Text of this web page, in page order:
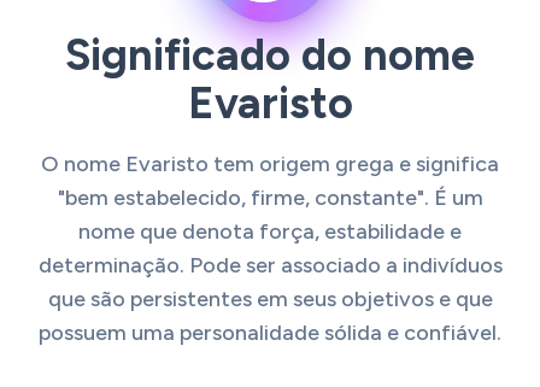
Significado do nome
Evaristo
O nome Evaristo tem origem grega e significa
"bem estabelecido, firme, constante". É um
nome que denota força, estabilidade e
determinação. Pode ser associado a indivíduos
que são persistentes em seus objetivos e que
possuem uma personalidade sólida e confiável.